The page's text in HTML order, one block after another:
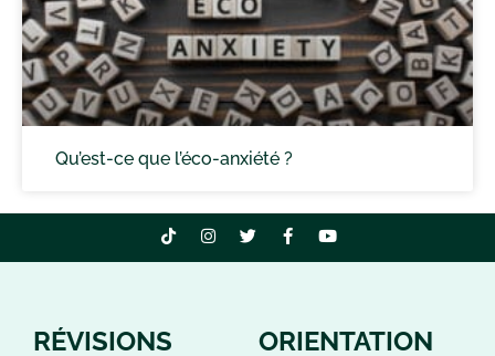
Qu’est-ce que l’éco-anxiété ?
RÉVISIONS ORIENTATION